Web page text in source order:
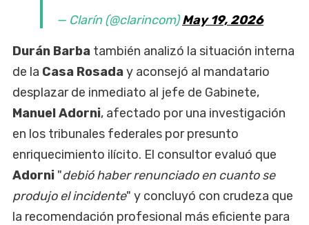
— Clarín (@clarincom)May 19, 2026
Durán Barba también analizó la situación interna
de la Casa Rosaday aconsejó al mandatario
desplazar de inmediato al jefe de Gabinete,
Manuel Adorni, afectado por una investigación
en los tribunales federales por presunto
enriquecimiento ilícito. El consultor evaluó que
Adorni "debió haber renunciado en cuanto se
produjo el incidente" y concluyó con crudeza que
la recomendación profesional más eficiente para